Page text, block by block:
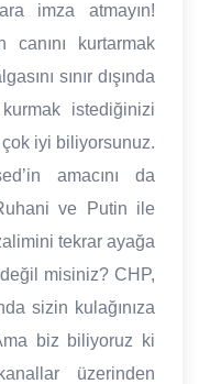
imza atmayın!
canını kurtarmak
sınır dışında
istediğinizi
iyi biliyorsunuz.
amacını da
ve Putin ile
tekrar ayağa
misiniz? CHP,
sizin kulağınıza
biz biliyoruz ki
üzerinden